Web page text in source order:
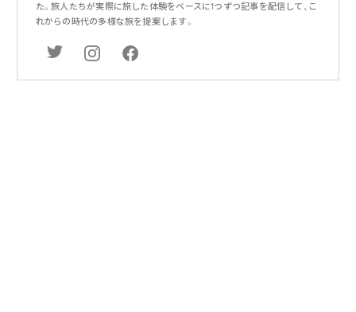
た。旅人たちが実際に旅した体験をベースに1つずつ記事を配信して、こ
れからの時代の多様な旅を提案します。